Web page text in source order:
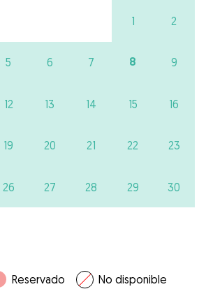
1 2
5 6 7 8 9
12 13 14 15 16
19 20 21 22 23
26 27 28 29 30
Reservado No disponible